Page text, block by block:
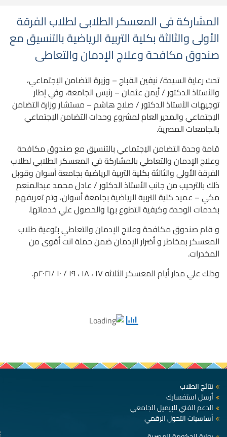
المشاركة فى المعسكر الطلابى لطلاب الفرقة
الأولى والثالثة بكلية التربية الرياضية بالتنسيق مع
صندوق مكافحة وعلاج الإدمان والتعاطى
تحت رعاية السيدة/ نيفين القباج – وزيرة التضامن الاِجتماعىِ،
والأستاذ الدكتور / أيمن عثمان – رئيس الجامعة، وفىِ إطار
توجيهات الأستاذ الدكتور / صلاح هاشم – مستشار وزارة التضامن
الاِجتماعىِ والمدير العام لمشروع وحدات التضامن الاِجتماعىِ
بالجامعات المصرية.
قامة وحدة التضامن الاِجتماعىِ بالتنسيق مع صندوق مكافحة
وعلاج الإدمان والتعاطىِ بالمشاركة فىِ المعسكر الطلابىِ لطلاب
الفرقة الأولىِ والثالثة بكلية التربية الرياضية بجامعة أسوان وقوبل
ذلك بالترحيب من جانب الأستاذ الدكتور / عادل محمد عبدالمنعم
مكي – عميد كلية التربية الرياضية بجامعة أسوان، وتم تعريفهم
بخدمات الوحدة وكيفية التطوع بها والحصول علي خدماتها.
و قام صندوق مكافحة وعلاج الإدمان والتعاطىِ بتوعية طلاب
المعسكر بمخاطر و أضرار الإدمان ضمن حملة انت أقوى من
المخدرات.
وذلك علي مدار أيام المعسكر الثلاثه ١٧ ، ١٨ ، ١٩ / ١٠ /٢٠٢١م.
نتائج الطلاب
أرسل استفسارك
الدعم الفني للإيميل الجامعي
أساسيات التحول الرقمي